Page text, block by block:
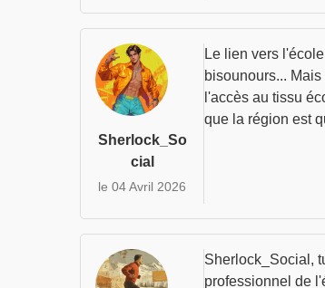
Sherlock_So
cial
le 04 Avril 2026
Le lien vers
bisounours...
l'accès au tissu
que la région est
Sherlock_Social,
professionnel de